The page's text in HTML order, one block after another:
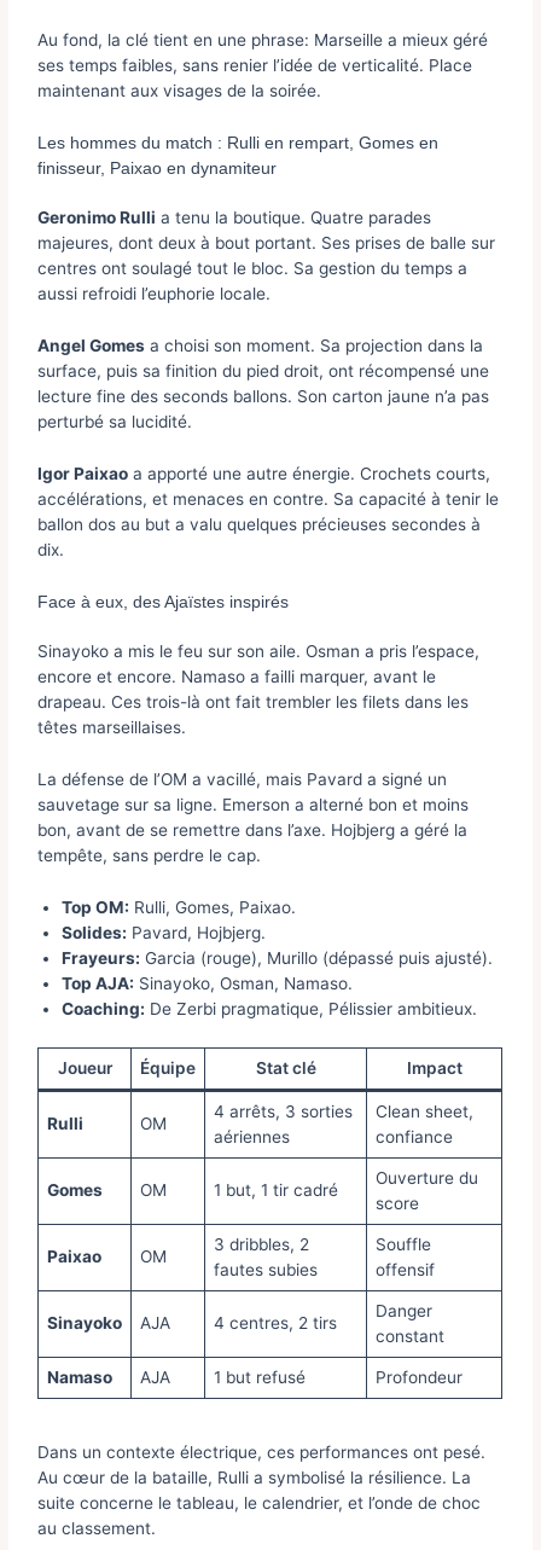
Au fond, la clé tient en une phrase: Marseille a mieux géré
ses temps faibles, sans renier l’idée de verticalité. Place
maintenant aux visages de la soirée.
Les hommes du match : Rulli en rempart, Gomes en
finisseur, Paixao en dynamiteur
Geronimo Rulli a tenu la boutique. Quatre parades
majeures, dont deux à bout portant. Ses prises de balle sur
centres ont soulagé tout le bloc. Sa gestion du temps a
aussi refroidi l’euphorie locale.
Angel Gomes a choisi son moment. Sa projection dans la
surface, puis sa finition du pied droit, ont récompensé une
lecture fine des seconds ballons. Son carton jaune n’a pas
perturbé sa lucidité.
Igor Paixao a apporté une autre énergie. Crochets courts,
accélérations, et menaces en contre. Sa capacité à tenir le
ballon dos au but a valu quelques précieuses secondes à
dix.
Face à eux, des Ajaïstes inspirés
Sinayoko a mis le feu sur son aile. Osman a pris l’espace,
encore et encore. Namaso a failli marquer, avant le
drapeau. Ces trois-là ont fait trembler les filets dans les
têtes marseillaises.
La défense de l’OM a vacillé, mais Pavard a signé un
sauvetage sur sa ligne. Emerson a alterné bon et moins
bon, avant de se remettre dans l’axe. Hojbjerg a géré la
tempête, sans perdre le cap.
Top OM: Rulli, Gomes, Paixao.
Solides: Pavard, Hojbjerg.
Frayeurs: Garcia (rouge), Murillo (dépassé puis ajusté).
Top AJA: Sinayoko, Osman, Namaso.
Coaching: De Zerbi pragmatique, Pélissier ambitieux.
Joueur Équipe Stat clé Impact
Rulli OM
4 arrêts, 3 sorties
aériennes
Clean sheet,
confiance
Gomes OM 1 but, 1 tir cadré
Ouverture du
score
Paixao OM
3 dribbles, 2
fautes subies
Souffle
offensif
Sinayoko AJA 4 centres, 2 tirs
Danger
constant
Namaso AJA 1 but refusé Profondeur
Dans un contexte électrique, ces performances ont pesé.
Au cœur de la bataille, Rulli a symbolisé la résilience. La
suite concerne le tableau, le calendrier, et l’onde de choc
au classement.